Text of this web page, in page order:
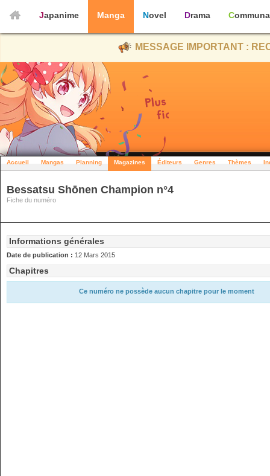
Japanime Manga Novel Drama
MESSAGE IMPORTANT :
Accueil Mangas Planning Magazines Éditeurs Genres Thèmes
Bessatsu Shōnen Champion n°4
Fiche du numéro
Informations générales
Date de publication : 12 Mars 2015
Chapitres
Ce numéro ne possède aucun chapitre pour le moment